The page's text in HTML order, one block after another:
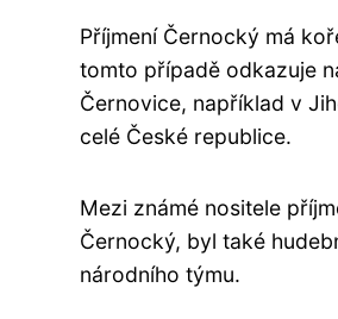
Příjmení Černocký má
tomto případě odkazuje
Černovice, například v
celé České republice.
Mezi známé nositele
Černocký, byl také
národního týmu.